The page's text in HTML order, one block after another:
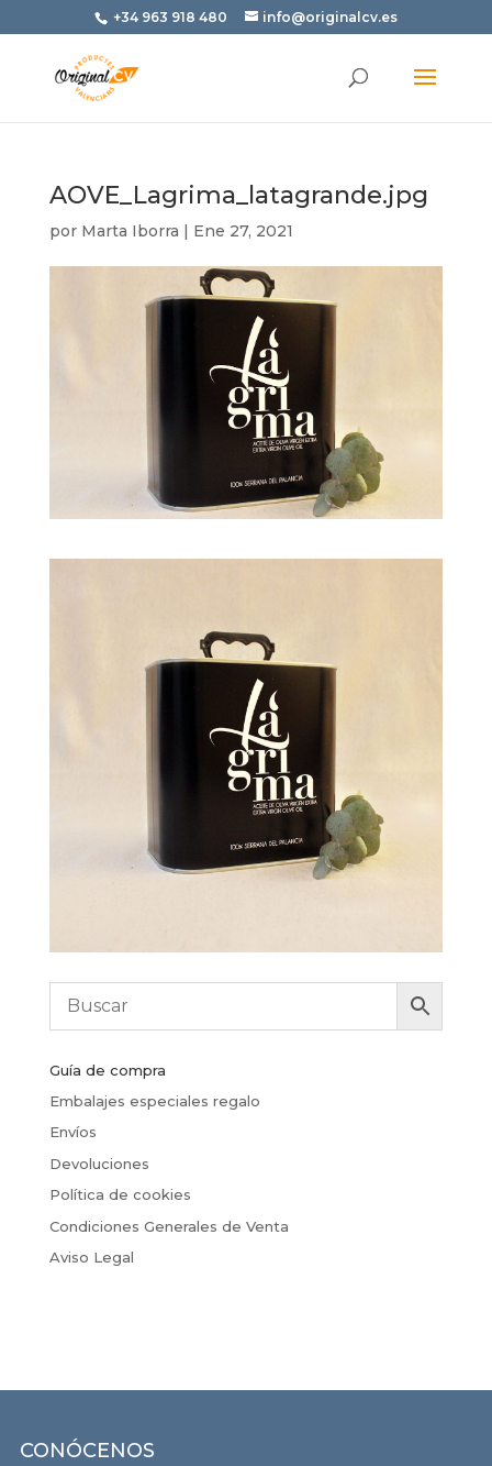
+34 963 918 480 info@originalcv.es
AOVE_Lagrima_latagrande.jpg
por Marta Iborra | Ene 27, 2021
Guía de compra
Embalajes especiales regalo
Envíos
Devoluciones
Política de cookies
Condiciones Generales de Venta
Aviso Legal
CONÓCENOS